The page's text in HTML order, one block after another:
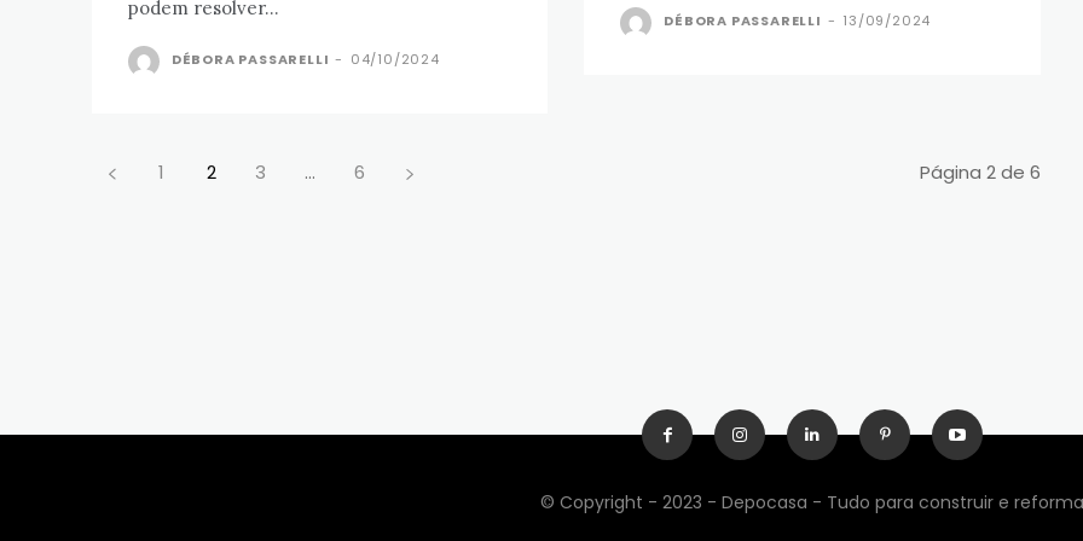
podem resolver...
DÉBORA PASSARELLI - 04/10/2024
DÉBORA PASSARELLI - 13/09/2024
1 2 3 ... 6 Página 2 de 6
© Copyright - 2023 - Depocasa - Tudo para construir e reforma